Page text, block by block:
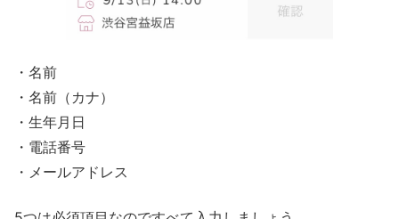
・名前
・名前（カナ）
・生年月日
・電話番号
・メールアドレス